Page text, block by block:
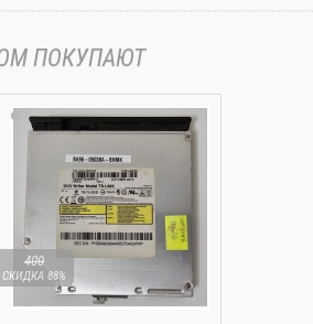
ПОКУПАЮТ
400
СКИДКА 88%